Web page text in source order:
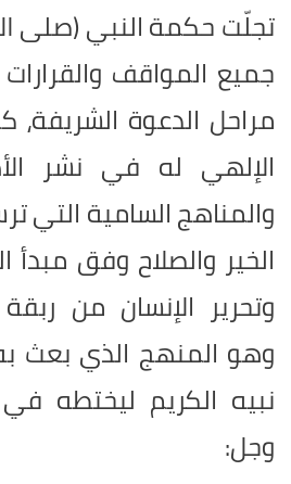
تجلّت حكمة النبي (صلى
جميع المواقف
مراحل الدعوة الشريفة،
الإلهي له في نشر
والمناهج السامية التي
الخير والصلاح وفق مبدأ
وتحرير الإنسان من
وهو المنهج الذي بعث
نبيه الكريم ليختطه
وجل: